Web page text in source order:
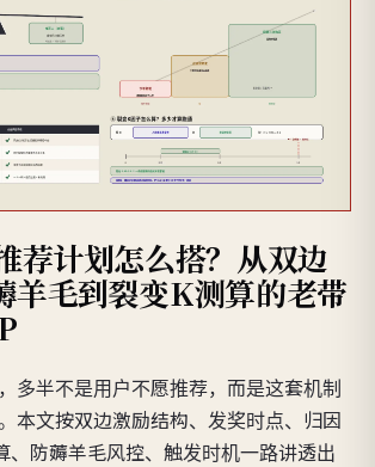
荐计划怎么搭？从双边
羊毛到裂变K测算的老带
多半不是用户不愿推荐，而是这套机制
本文按双边激励结构、发奖时点、归因
、防薅羊毛风控、触发时机一路讲透出